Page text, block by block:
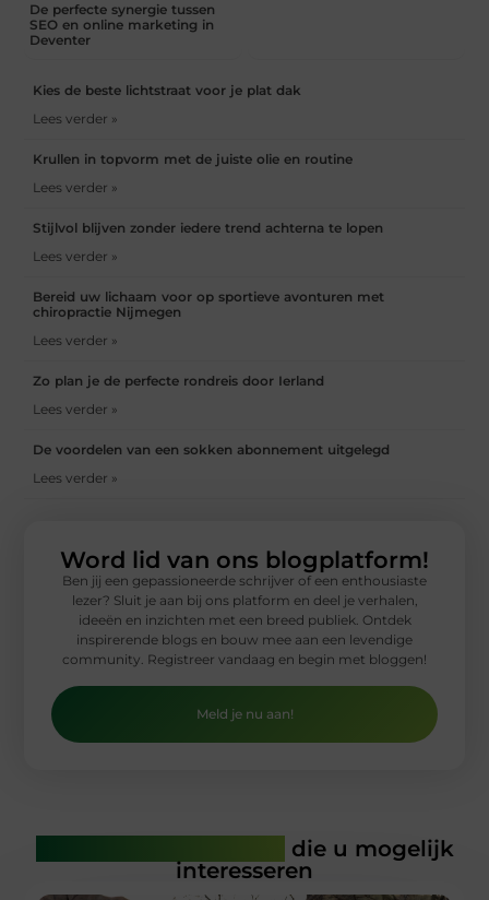
De perfecte synergie tussen
SEO en online marketing in
Deventer
Kies de beste lichtstraat voor je plat dak
Lees verder »
Krullen in topvorm met de juiste olie en routine
Lees verder »
Stijlvol blijven zonder iedere trend achterna te lopen
Lees verder »
Bereid uw lichaam voor op sportieve avonturen met
chiropractie Nijmegen
Lees verder »
Zo plan je de perfecte rondreis door Ierland
Lees verder »
De voordelen van een sokken abonnement uitgelegd
Lees verder »
Word lid van ons blogplatform!
Ben jij een gepassioneerde schrijver of een enthousiaste
lezer? Sluit je aan bij ons platform en deel je verhalen,
ideeën en inzichten met een breed publiek. Ontdek
inspirerende blogs en bouw mee aan een levendige
community. Registreer vandaag en begin met bloggen!
Meld je nu aan!
die u mogelijk
interesseren